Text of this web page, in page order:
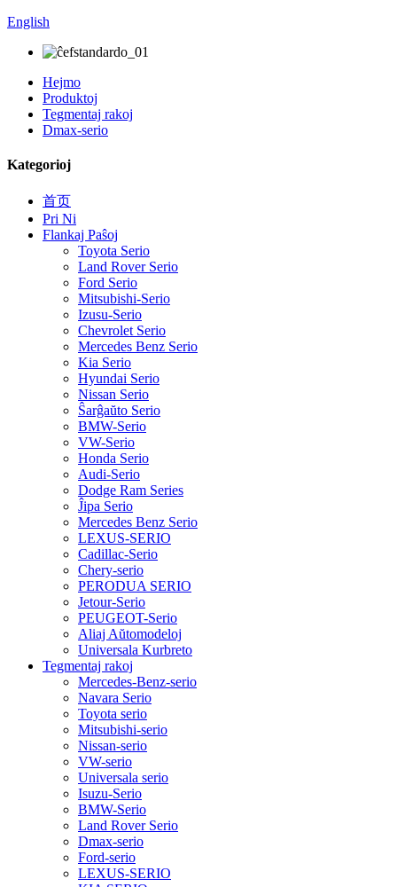
English
Hejmo
Produktoj
Tegmentaj rakoj
Dmax-serio
Kategorioj
首页
Pri Ni
Flankaj Paŝoj
Toyota Serio
Land Rover Serio
Ford Serio
Mitsubishi-Serio
Izusu-Serio
Chevrolet Serio
Mercedes Benz Serio
Kia Serio
Hyundai Serio
Nissan Serio
Ŝarĝaŭto Serio
BMW-Serio
VW-Serio
Honda Serio
Audi-Serio
Dodge Ram Series
Ĵipa Serio
Mercedes Benz Serio
LEXUS-SERIO
Cadillac-Serio
Chery-serio
PERODUA SERIO
Jetour-Serio
PEUGEOT-Serio
Aliaj Aŭtomodeloj
Universala Kurbreto
Tegmentaj rakoj
Mercedes-Benz-serio
Navara Serio
Toyota serio
Mitsubishi-serio
Nissan-serio
VW-serio
Universala serio
Isuzu-Serio
BMW-Serio
Land Rover Serio
Dmax-serio
Ford-serio
LEXUS-SERIO